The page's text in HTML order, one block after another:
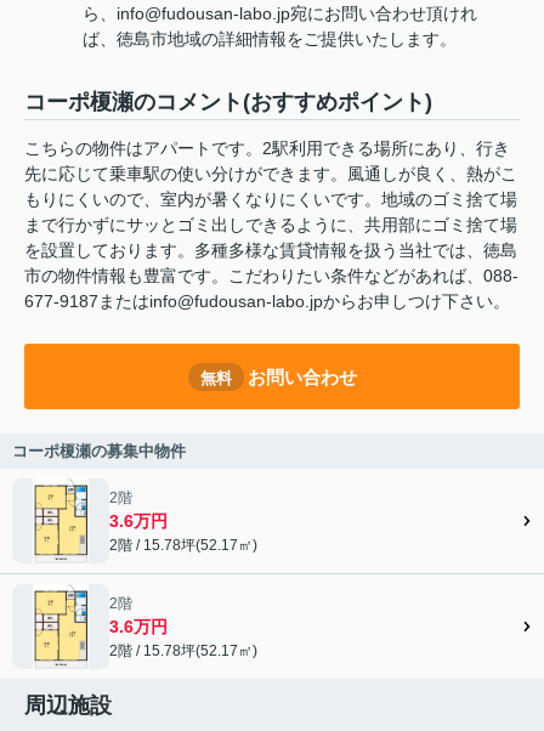
ら、info@fudousan-labo.jp宛にお問い合わせ頂けれ
ば、徳島市地域の詳細情報をご提供いたします。
コーポ榎瀬のコメント(おすすめポイント)
こちらの物件はアパートです。2駅利用できる場所にあり、行き
先に応じて乗車駅の使い分けができます。風通しが良く、熱がこ
もりにくいので、室内が暑くなりにくいです。地域のゴミ捨て場
まで行かずにサッとゴミ出しできるように、共用部にゴミ捨て場
を設置しております。多種多様な賃貸情報を扱う当社では、徳島
市の物件情報も豊富です。こだわりたい条件などがあれば、088-
677-9187またはinfo@fudousan-labo.jpからお申しつけ下さい。
無料 お問い合わせ
コーポ榎瀬の募集中物件
2階
3.6万円
2階 / 15.78坪(52.17㎡)
2階
3.6万円
2階 / 15.78坪(52.17㎡)
周辺施設